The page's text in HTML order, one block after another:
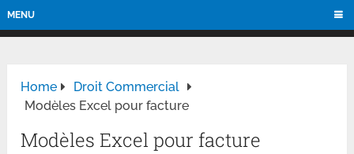
MENU
Home
Droit Commercial
Modèles Excel pour facture
Modèles Excel pour facture